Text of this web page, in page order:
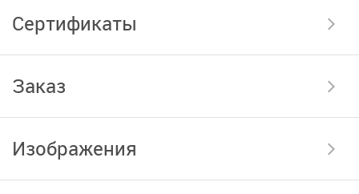
Сертификаты
Заказ
Изображения